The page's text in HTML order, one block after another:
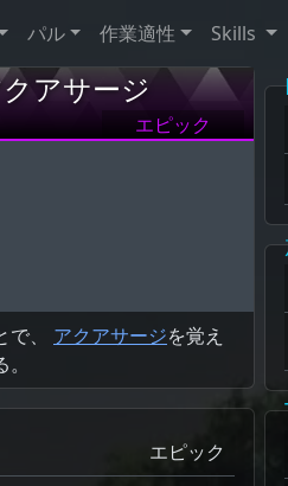
パル 作業適性 Skills
アサージ
エピック
、 アクアサージを覚え
エピック